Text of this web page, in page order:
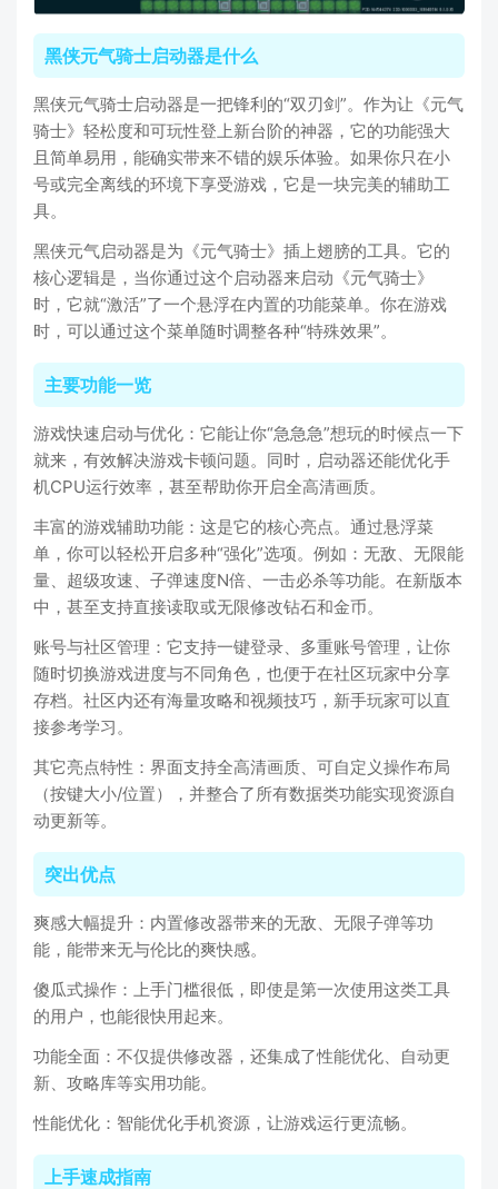
黑侠元气骑士启动器是什么
黑侠元气骑士启动器是一把锋利的“双刃剑”。作为让《元气
骑士》轻松度和可玩性登上新台阶的神器，它的功能强大
且简单易用，能确实带来不错的娱乐体验。如果你只在小
号或完全离线的环境下享受游戏，它是一块完美的辅助工
具。
黑侠元气启动器是为《元气骑士》插上翅膀的工具。它的
核心逻辑是，当你通过这个启动器来启动《元气骑士》
时，它就“激活”了一个悬浮在内置的功能菜单。你在游戏
时，可以通过这个菜单随时调整各种“特殊效果”。
主要功能一览
游戏快速启动与优化：它能让你“急急急”想玩的时候点一下
就来，有效解决游戏卡顿问题。同时，启动器还能优化手
机CPU运行效率，甚至帮助你开启全高清画质。
丰富的游戏辅助功能：这是它的核心亮点。通过悬浮菜
单，你可以轻松开启多种“强化”选项。例如：无敌、无限能
量、超级攻速、子弹速度N倍、一击必杀等功能。在新版本
中，甚至支持直接读取或无限修改钻石和金币。
账号与社区管理：它支持一键登录、多重账号管理，让你
随时切换游戏进度与不同角色，也便于在社区玩家中分享
存档。社区内还有海量攻略和视频技巧，新手玩家可以直
接参考学习。
其它亮点特性：界面支持全高清画质、可自定义操作布局
（按键大小/位置），并整合了所有数据类功能实现资源自
动更新等。
突出优点
爽感大幅提升：内置修改器带来的无敌、无限子弹等功
能，能带来无与伦比的爽快感。
傻瓜式操作：上手门槛很低，即使是第一次使用这类工具
的用户，也能很快用起来。
功能全面：不仅提供修改器，还集成了性能优化、自动更
新、攻略库等实用功能。
性能优化：智能优化手机资源，让游戏运行更流畅。
上手速成指南